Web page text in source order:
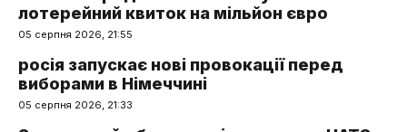
лотерейний квиток на мільйон євро
05 серпня 2026, 21:55
росія запускає нові провокації перед
виборами в Німеччині
05 серпня 2026, 21:33